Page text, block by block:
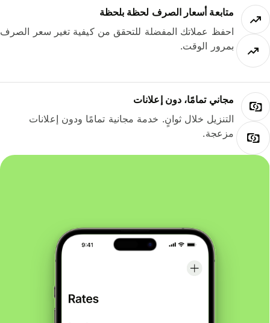
متابعة أسعار الصرف لحظة بلحظة
احفظ عملاتك المفضلة للتحقق من كيفية تغير سعر الصرف
بمرور الوقت.
مجاني تمامًا، دون إعلانات
التنزيل خلال ثوانٍ. خدمة مجانية تمامًا ودون إعلانات
مزعجة.